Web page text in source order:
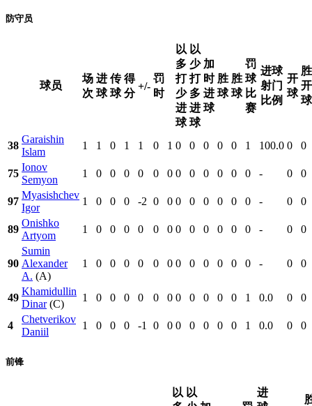
防守员
球员
场
次
进
球
传
球
得
分
+/-
罚
时
以
多
打
少
进
球
以
少
打
多
进
球
加
时
进
球
胜
球
胜
球
罚
球
比
赛
进球
射门
比例
开
球
胜
开
球
38
Garaishin
Islam
1 1 0 1 1 0 1 0 0 0 0 0 1 100.0 0 0
75
Ionov
Semyon
1 0 0 0 0 0 0 0 0 0 0 0 0 - 0 0
97
Myasishchev
Igor
1 0 0 0 -2 0 0 0 0 0 0 0 0 - 0 0
89
Onishko
Artyom
1 0 0 0 0 0 0 0 0 0 0 0 0 - 0 0
90
Sumin
Alexander
A. (A)
1 0 0 0 0 0 0 0 0 0 0 0 0 - 0 0
49
Khamidullin
Dinar(C)
1 0 0 0 0 0 0 0 0 0 0 0 1 0.0 0 0
4
Chetverikov
Daniil
1 0 0 0 -1 0 0 0 0 0 0 0 1 0.0 0 0
前锋
以 以
进